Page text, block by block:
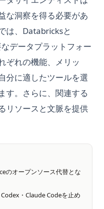
の進化と未来の可能性
るのか？
するのか？AI学習と文脈的
かにし、安心して利用する
法
ライザー：詳細ガイド
アリング: 詳細ガイド
チャットボットでのコンテ
にする方法 - 簡単なガイド
方法
Panel Figures with
the Issue
Fills, Bands, and isin()
つぶし・信頼区間バンド・
bbox_inches, DPI Fixes
切れ、bbox_inches、DPI
ムの見事なプロットを作成
Workflow
ワークフロー
Guide to to_csv()
with Code Examples
：6つのベストメソッド
たんに検索する方法
る方法
変換する：包括的ガイド
例とヒント
本操作
to CSV
Launch, and Fix Common
A Comprehensive Guide
Mac, Linux, and
Easy Guide
with Stopwatch
じサイズのX配列とY配列の
によるデータ可視化の
性がありませんエラーの解
Custom Box Plots in
：Python でカスタムボッ
You Can’t Miss
の表示、スタイリ
st.file_uploader
st.session_state
ガイド
Visualization Made
フレームワークはどれ？
な洞察を得る必要があ
は、Databricksと
データプラットフォー
ぞれの機能、メリッ
分に適したツールを選
す。さらに、関連する
リソースと文脈を提供
のオープンソース代替とな
・Claude Codeを止め